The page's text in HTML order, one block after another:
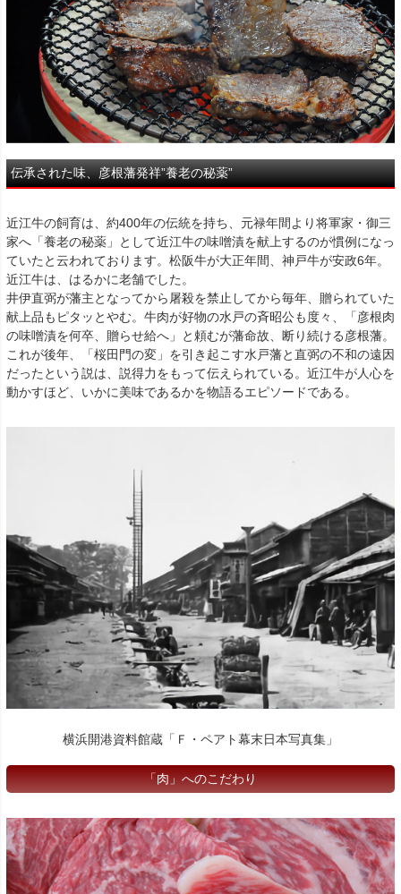
伝承された味、彦根藩発祥”養老の秘薬”
近江牛の飼育は、約400年の伝統を持ち、元禄年間より将軍家・御三
家へ「養老の秘薬」として近江牛の味噌漬を献上するのが慣例になっ
ていたと云われております。松阪牛が大正年間、神戸牛が安政6年。
近江牛は、はるかに老舗でした。
井伊直弼が藩主となってから屠殺を禁止してから毎年、贈られていた
献上品もピタッとやむ。牛肉が好物の水戸の斉昭公も度々、「彦根肉
の味噌漬を何卒、贈らせ給へ」と頼むが藩命故、断り続ける彦根藩。
これが後年、「桜田門の変」を引き起こす水戸藩と直弼の不和の遠因
だったという説は、説得力をもって伝えられている。近江牛が人心を
動かすほど、いかに美味であるかを物語るエピソードである。
横浜開港資料館蔵「Ｆ・ペアト幕末日本写真集」
「肉」へのこだわり